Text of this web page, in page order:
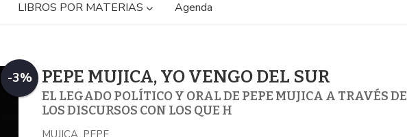
LIBROS POR MATERIAS Agenda
-3% PEPE MUJICA, YO VENGO DEL SUR
EL LEGADO POLÍTICO Y ORAL DE PEPE MUJICA A TRAVÉS DE
LOS DISCURSOS CON LOS QUE H
MUJICA, PEPE